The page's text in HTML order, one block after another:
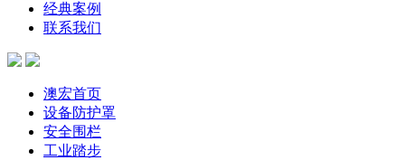
经典案例
联系我们
澳宏首页
设备防护罩
安全围栏
工业踏步